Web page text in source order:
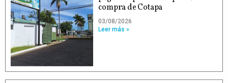
compra de Cotapa
03/08/2026
Leer más »